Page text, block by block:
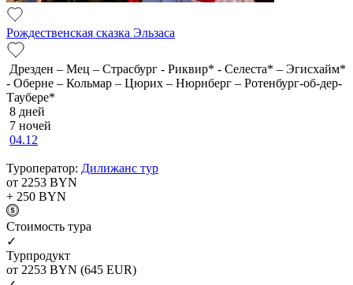
Рождественская сказка Эльзаса
Дрезден – Мец – Страсбург - Риквир* - Селеста* – Эгисхайм*
- Оберне – Кольмар – Цюрих – Нюрнберг – Ротенбург-об-дер-
Таубере*
8 дней
7 ночей
04.12
Туроператор: Дилижанс тур
от 2253 BYN
+ 250 BYN
Cтоимость тура
✓
Турпродукт
от 2253 BYN (645 EUR)